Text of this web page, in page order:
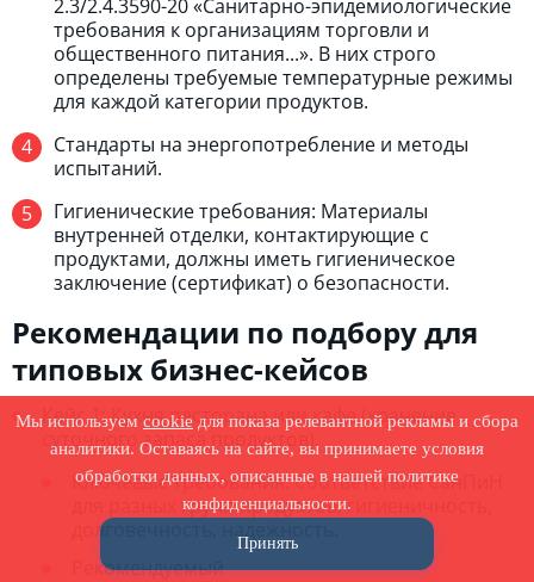
2.3/2.4.3590-20 «Санитарно-эпидемиологические
требования к организациям торговли и
общественного питания...». В них строго
определены требуемые температурные режимы
для каждой категории продуктов.
Стандарты на энергопотребление и методы
испытаний.
Гигиенические требования: Материалы
внутренней отделки, контактирующие с
продуктами, должны иметь гигиеническое
заключение (сертификат) о безопасности.
Рекомендации по подбору для
типовых бизнес-кейсов
Кейс 1: Кухня ресторана или кафе (хранение
суточного запаса продуктов).
Ключевые требования: Соответствие СанПиН
для разных групп продуктов, гигиеничность,
долговечность, надежность.
Рекомендуемый
Мы используем cookie для показа релевантной рекламы и сбора
аналитики. Оставаясь на сайте, вы принимаете условия
обработки данных, описанные в нашей политике
конфиденциальности.
Принять